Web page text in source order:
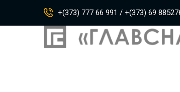
+(373) 777 66 991 / +(373) 69